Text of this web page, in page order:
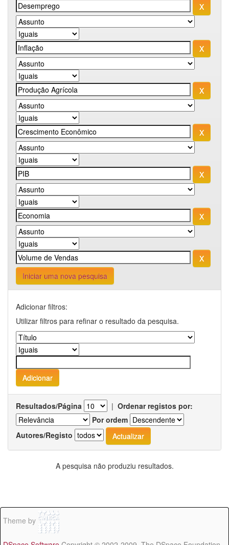
Iniciar uma nova pesquisa
Adicionar filtros:
Utilizar filtros para refinar o resultado da pesquisa.
Resultados/Página | Ordenar registos por:
Por ordem
Autores/Registo
A pesquisa não produziu resultados.
Theme by